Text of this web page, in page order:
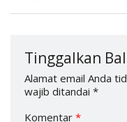
Tinggalkan
Alamat email Anda
wajib ditandai *
Komentar *